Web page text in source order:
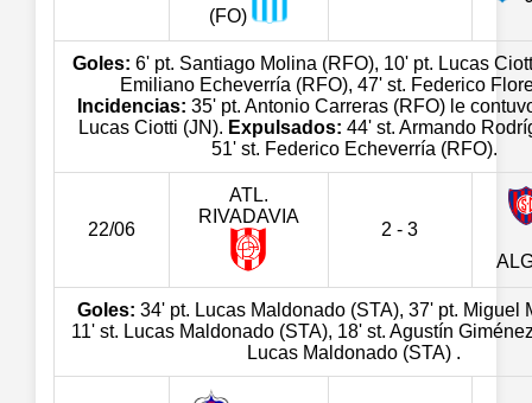
(FO)
Goles: 6' pt. Santiago Molina (RFO), 10' pt. Lucas
Emiliano Echeverría (RFO), 47' st. Federico
Incidencias: 35' pt. Antonio Carreras (RFO) le
Lucas Ciotti (JN). Expulsados: 44' st. Armando
51' st. Federico Echeverría (RFO).
22/06
ATL.
RIVADAVIA
2 - 3
Goles: 34' pt. Lucas Maldonado (STA), 37' pt. Miguel
11' st. Lucas Maldonado (STA), 18' st. Agustín
Lucas Maldonado (STA) .